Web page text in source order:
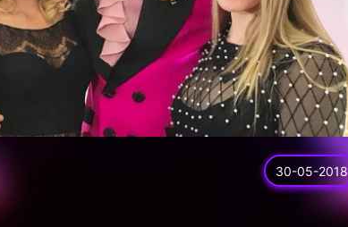
30-05-2018